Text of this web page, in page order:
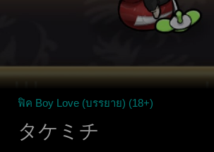
ฟิค Boy Love (บรรยาย) (18+)
タケミチ